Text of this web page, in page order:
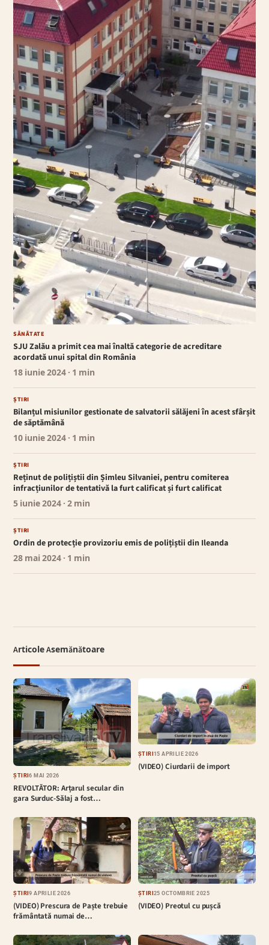
SĂNĂTATE
SJU Zalău a primit cea mai înaltă categorie de acreditare
acordată unui spital din România
18 iunie 2024 · 1 min
ȘTIRI
Bilanțul misiunilor gestionate de salvatorii sălăjeni în acest sfârșit
de săptămână
10 iunie 2024 · 1 min
ȘTIRI
Reținut de polițiștii din Șimleu Silvaniei, pentru comiterea
infracțiunilor de tentativă la furt calificat și furt calificat
5 iunie 2024 · 2 min
ȘTIRI
Ordin de protecție provizoriu emis de polițiștii din Ileanda
28 mai 2024 · 1 min
Articole Asemănătoare
ȘTIRI6 MAI 2026
REVOLTĂTOR: Arțarul secular din
gara Surduc-Sălaj a fost…
ȘTIRI15 APRILIE 2026
(VIDEO) Ciurdarii de import
ȘTIRI9 APRILIE 2026
(VIDEO) Prescura de Paște trebuie
frământată numai de…
ȘTIRI25 OCTOMBRIE 2025
(VIDEO) Preotul cu pușcă